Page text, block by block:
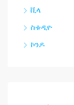
ቪላ
ስቱዲዮ
ኮንዶ